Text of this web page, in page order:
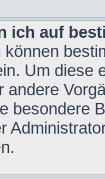
ich auf
können
Um diese
andere
besondere